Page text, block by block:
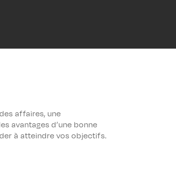
affaires, une
avantages d’une bonne
à atteindre vos objectifs.